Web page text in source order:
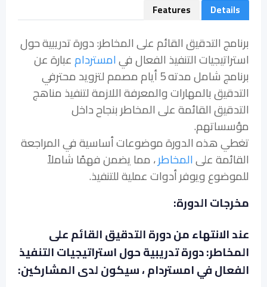
Details
Features
برنامج التدقيق القائم على المخاطر: دورة تدريبية حول
استراتيجيات التنفيذ الفعال فيامستردامعبارة عن
برنامج شامل مدته 5 أيام مصمم لتزويد محترفي
التدقيق بالمهارات والمعرفة اللازمة لتنفيذ مناهج
التدقيق القائمة على المخاطر بنجاح داخل
مؤسساتهم.
تغطي هذه الدورة موضوعات أساسية في المراجعة
القائمة علىالمخاطر، مما يضمن فهمًا شاملاً
للموضوع ويوفر أدوات عملية للتنفيذ.
مخرجات الدورة:
عند الانتهاء من دورة التدقيق القائم على
المخاطر: دورة تدريبية حول استراتيجيات التنفيذ
الفعال في امستردام ، سيكون لدى المشاركين: